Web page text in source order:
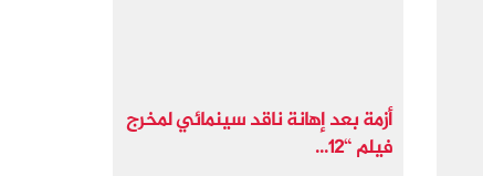
أزمة بعد إهانة ناقد سينمائي لمخرج
فيلم “12...